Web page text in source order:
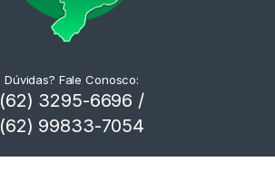
Dúvidas? Fale Conosco:
(62) 3295-6696 /
(62) 99833-7054